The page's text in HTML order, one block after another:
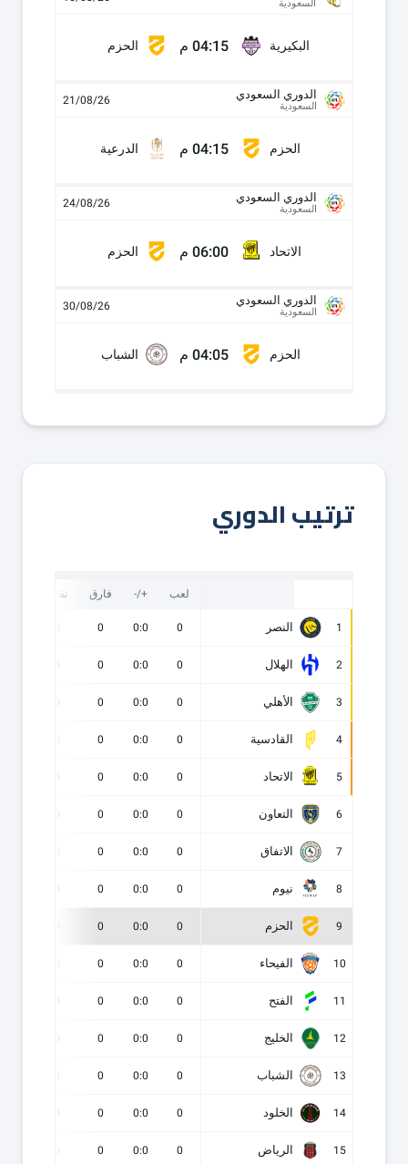
السعودية
البكيرية 04:15 م الحزم
الدوري السعودي
السعودية 21/08/26
الحزم 04:15 م الدرعية
الدوري السعودي
السعودية 24/08/26
الاتحاد 06:00 م الحزم
الدوري السعودي
السعودية 30/08/26
الحزم 04:05 م الشباب
ترتيب الدوري
لعب +/- فارق نقاط
1 النصر 0
0:0
0
2 الهلال 0
0:0
0
3 الأهلي 0
0:0
0
4 القادسية 0
0:0
0
5 الاتحاد 0
0:0
0
6 التعاون 0
0:0
0
7 الاتفاق 0
0:0
0
8 نيوم 0
0:0
0
9 الحزم 0
0:0
0
10 الفيحاء 0
0:0
0
11 الفتح 0
0:0
0
12 الخليج 0
0:0
0
13 الشباب 0
0:0
0
14 الخلود 0
0:0
0
15 الرياض 0
0:0
0